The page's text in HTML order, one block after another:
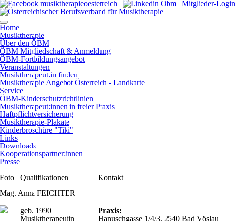
| | Mitglieder-Login
Home
Musiktherapie
Über den ÖBM
ÖBM Mitgliedschaft & Anmeldung
ÖBM-Fortbildungsangebot
Veranstaltungen
Musiktherapeut:in finden
Musiktherapie Angebot Österreich - Landkarte
Service
ÖBM-Kinderschutzrichtlinien
Musiktherapeut:innen in freier Praxis
Haftpflichtversicherung
Musiktherapie-Plakate
Kinderbroschüre "Tiki"
Links
Downloads
Kooperationspartner:innen
Presse
Foto
Qualifikationen Kontakt
Mag. Anna FEICHTER
geb. 1990
Musiktherapeutin
Praxis:
Hanuschgasse 1/4/3, 2540 Bad Vöslau